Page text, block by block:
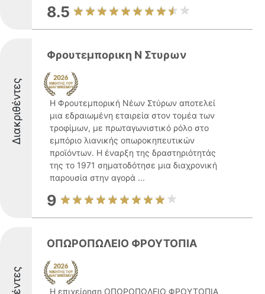
8.5
Διακριθέντες
Φρουτεμπορικη Ν Στυρων
Η Φρουτεμπορική Νέων Στύρων αποτελεί
μια εδραιωμένη εταιρεία στον τομέα των
τροφίμων, με πρωταγωνιστικό ρόλο στο
εμπόριο λιανικής οπωροκηπευτικών
προϊόντων. Η έναρξη της δραστηριότητάς
της το 1971 σηματοδότησε μια διαχρονική
παρουσία στην αγορά ...
9
ΟΠΩΡΟΠΩΛΕΙΟ ΦΡΟΥΤΟΠΙΑ
Η επιχείρηση ΟΠΩΡΟΠΩΛΕΙΟ ΦΡΟΥΤΟΠΙΑ